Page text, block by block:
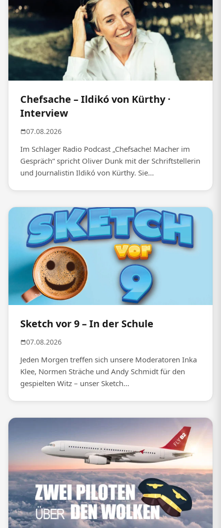
Chefsache – Ildikó von Kürthy ·
Interview
07.08.2026
Im Schlager Radio Podcast „Chefsache! Macher im
Gespräch“ spricht Oliver Dunk mit der Schriftstellerin
und Journalistin Ildikó von Kürthy. Sie...
Sketch vor 9 – In der Schule
07.08.2026
Jeden Morgen treffen sich unsere Moderatoren Inka
Klee, Normen Sträche und Andy Schmidt für den
gespielten Witz – unser Sketch...